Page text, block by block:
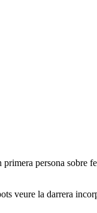
persona sobre
veure la darrera